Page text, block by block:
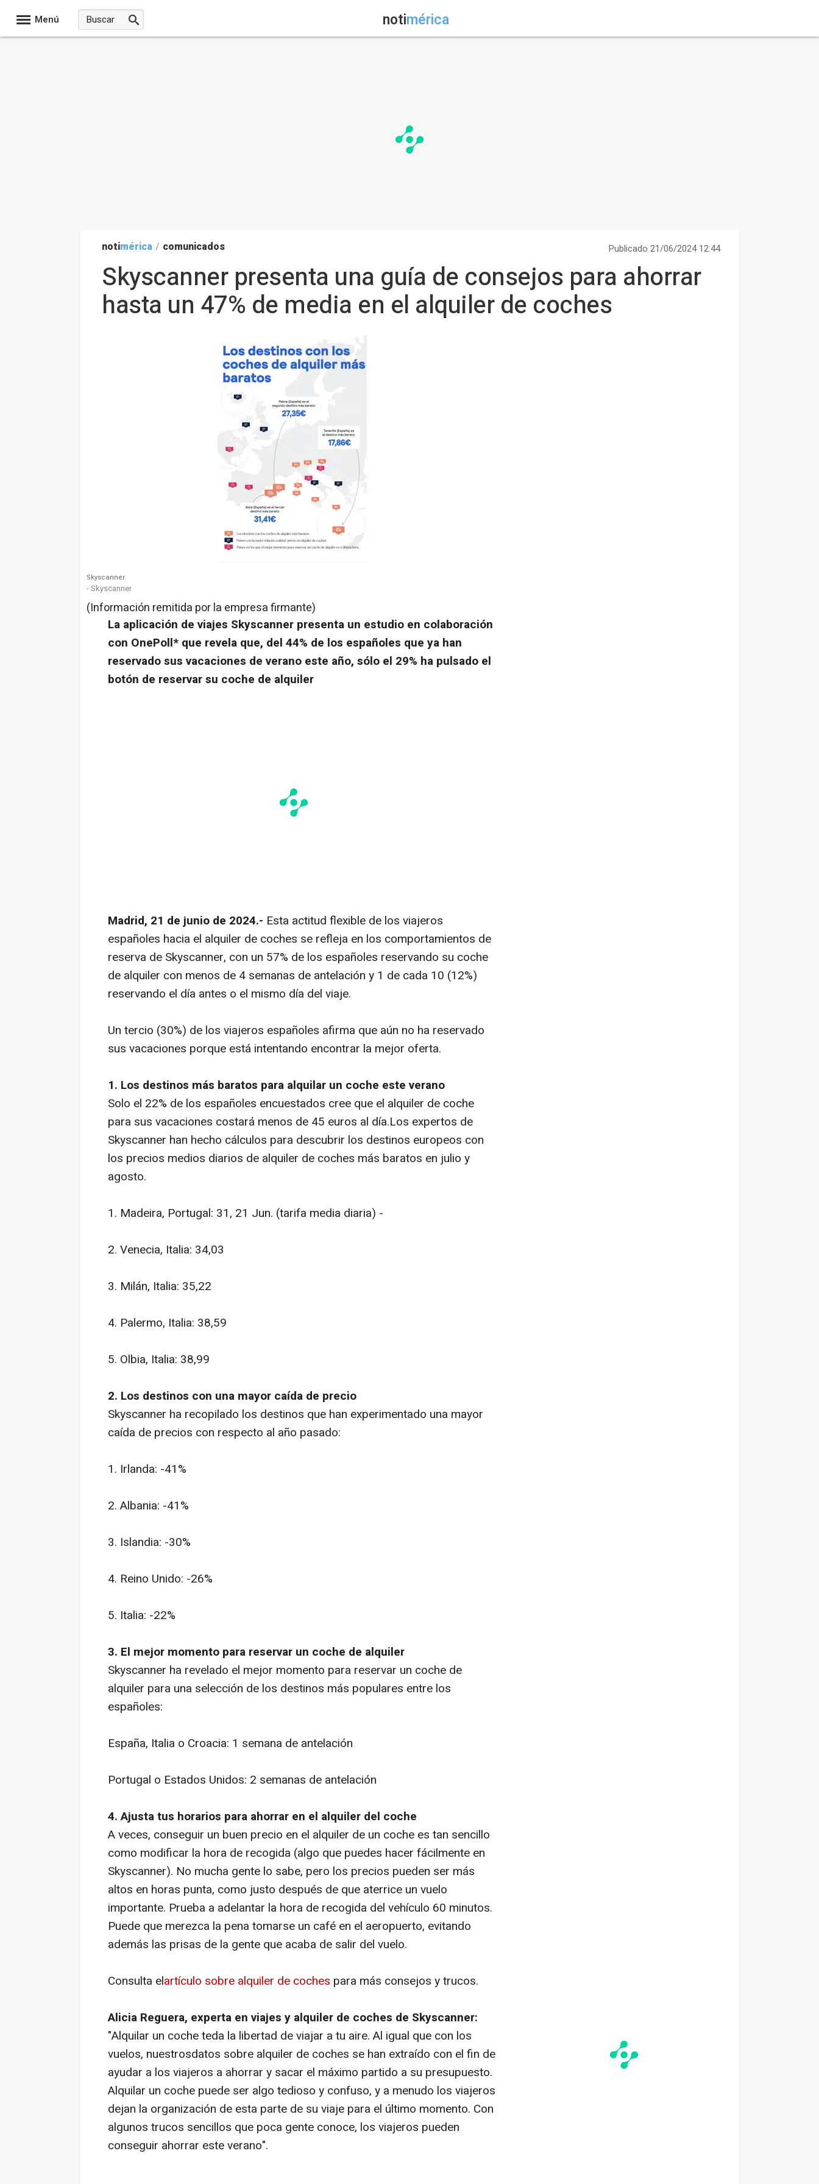
Menú notimérica
notimérica / comunicados Publicado 21/06/2024 12:44
Skyscanner presenta una guía de consejos para ahorrar
hasta un 47% de media en el alquiler de coches
Skyscanner.
- Skyscanner
(Información remitida por la empresa firmante)
La aplicación de viajes Skyscanner presenta un estudio en colaboración
con OnePoll* que revela que, del 44% de los españoles que ya han
reservado sus vacaciones de verano este año, sólo el 29% ha pulsado el
botón de reservar su coche de alquiler
Madrid, 21 de junio de 2024.- Esta actitud flexible de los viajeros
españoles hacia el alquiler de coches se refleja en los comportamientos de
reserva de Skyscanner, con un 57% de los españoles reservando su coche
de alquiler con menos de 4 semanas de antelación y 1 de cada 10 (12%)
reservando el día antes o el mismo día del viaje.
Un tercio (30%) de los viajeros españoles afirma que aún no ha reservado
sus vacaciones porque está intentando encontrar la mejor oferta.
1. Los destinos más baratos para alquilar un coche este verano
Solo el 22% de los españoles encuestados cree que el alquiler de coche
para sus vacaciones costará menos de 45 euros al día.Los expertos de
Skyscanner han hecho cálculos para descubrir los destinos europeos con
los precios medios diarios de alquiler de coches más baratos en julio y
agosto.
1. Madeira, Portugal: 31, 21 Jun. (tarifa media diaria) -
2. Venecia, Italia: 34,03
3. Milán, Italia: 35,22
4. Palermo, Italia: 38,59
5. Olbia, Italia: 38,99
2. Los destinos con una mayor caída de precio
Skyscanner ha recopilado los destinos que han experimentado una mayor
caída de precios con respecto al año pasado:
1. Irlanda: -41%
2. Albania: -41%
3. Islandia: -30%
4. Reino Unido: -26%
5. Italia: -22%
3. El mejor momento para reservar un coche de alquiler
Skyscanner ha revelado el mejor momento para reservar un coche de
alquiler para una selección de los destinos más populares entre los
españoles:
España, Italia o Croacia: 1 semana de antelación
Portugal o Estados Unidos: 2 semanas de antelación
4. Ajusta tus horarios para ahorrar en el alquiler del coche
A veces, conseguir un buen precio en el alquiler de un coche es tan sencillo
como modificar la hora de recogida (algo que puedes hacer fácilmente en
Skyscanner). No mucha gente lo sabe, pero los precios pueden ser más
altos en horas punta, como justo después de que aterrice un vuelo
importante. Prueba a adelantar la hora de recogida del vehículo 60 minutos.
Puede que merezca la pena tomarse un café en el aeropuerto, evitando
además las prisas de la gente que acaba de salir del vuelo.
Consulta elartículo sobre alquiler de coches para más consejos y trucos.
Alicia Reguera, experta en viajes y alquiler de coches de Skyscanner:
"Alquilar un coche teda la libertad de viajar a tu aire. Al igual que con los
vuelos, nuestrosdatos sobre alquiler de coches se han extraído con el fin de
ayudar a los viajeros a ahorrar y sacar el máximo partido a su presupuesto.
Alquilar un coche puede ser algo tedioso y confuso, y a menudo los viajeros
dejan la organización de esta parte de su viaje para el último momento. Con
algunos trucos sencillos que poca gente conoce, los viajeros pueden
conseguir ahorrar este verano".